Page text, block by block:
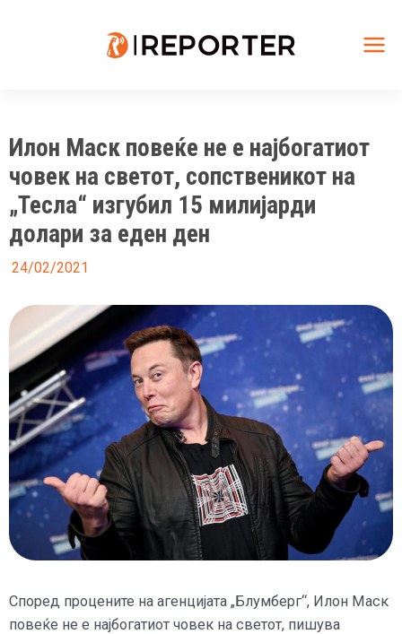
Илон Маск повеќе не е најбогатиот
човек на светот, сопственикот на
„Тесла“ изгубил 15 милијарди
долари за еден ден
24/02/2021
Според процените на агенцијата „Блумберг“, Илон Маск
повеќе не е најбогатиот човек на светот, пишува